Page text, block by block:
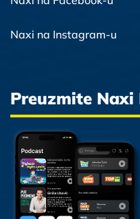
Naxi na Instagram-u
Preuzmite